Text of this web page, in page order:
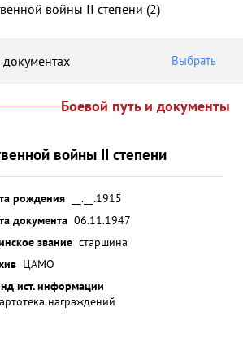
войны II степени (2)
Выбрать
Боевой путь и документы
войны II степени
рождения
__.__.1915
документа 06.11.1947
звание старшина
ЦАМО
ист. информации
награждений